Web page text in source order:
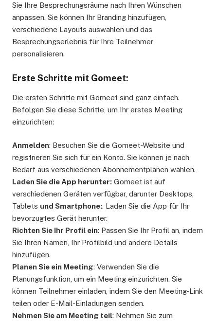
Sie Ihre Besprechungsräume nach Ihren Wünschen
anpassen. Sie können Ihr Branding hinzufügen,
verschiedene Layouts auswählen und das
Besprechungserlebnis für Ihre Teilnehmer
personalisieren.
Erste Schritte mit Gomeet:
Die ersten Schritte mit Gomeet sind ganz einfach.
Befolgen Sie diese Schritte, um Ihr erstes Meeting
einzurichten:
Anmelden: Besuchen Sie die Gomeet-Website und
registrieren Sie sich für ein Konto. Sie können je nach
Bedarf aus verschiedenen Abonnementplänen wählen.
Laden Sie die App herunter: Gomeet ist auf
verschiedenen Geräten verfügbar, darunter Desktops,
Tablets und Smartphone:. Laden Sie die App für Ihr
bevorzugtes Gerät herunter.
Richten Sie Ihr Profil ein: Passen Sie Ihr Profil an, indem
Sie Ihren Namen, Ihr Profilbild und andere Details
hinzufügen.
Planen Sie ein Meeting: Verwenden Sie die
Planungsfunktion, um ein Meeting einzurichten. Sie
können Teilnehmer einladen, indem Sie den Meeting-Link
teilen oder E-Mail-Einladungen senden.
Nehmen Sie am Meeting teil: Nehmen Sie zum